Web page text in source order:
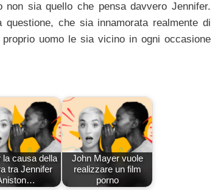
sia quello che pensa davvero Jennifer.
questione, che sia innamorata realmente di
uomo le sia vicino in ogni occasione
la causa della
tra Jennifer
John Mayer vuole
realizzare un film
porno